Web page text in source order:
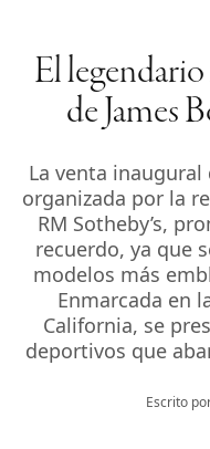
El
de James
La venta
organizada por la
RM Sotheby’s,
recuerdo, ya que
modelos más
Enmarcada en
California, se
deportivos que
Escrito